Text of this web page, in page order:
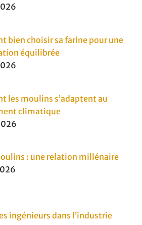
bien choisir sa farine pour une
équilibrée
les moulins s’adaptent au
climatique
: une relation millénaire
ingénieurs dans l’industrie